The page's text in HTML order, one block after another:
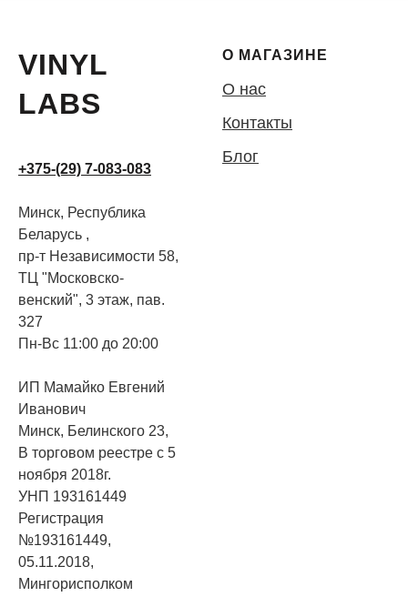
VINYL
LABS
+375-(29) 7-083-083
Минск, Республика
Беларусь ,
пр-т Независимости 58,
ТЦ "Московско-
венский", 3 этаж, пав.
327
Пн-Вс 11:00 до 20:00
ИП Мамайко Евгений
Иванович
Минск, Белинского 23,
В торговом реестре с 5
ноября 2018г.
УНП 193161449
Регистрация
№193161449,
05.11.2018,
Мингорисполком
О МАГАЗИНЕ
О нас
Контакты
Блог